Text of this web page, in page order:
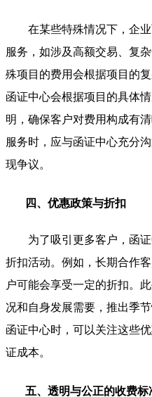
在某些特殊情况下，企
服务，如涉及高额交易、复
殊项目的费用会根据项目的
函证中心会根据项目的具体
明，确保客户对费用构成有
服务时，应与函证中心充分
现争议。
四、优惠政策与折扣
为了吸引更多客户，函
折扣活动。例如，长期合作
户可能会享受一定的折扣。
况和自身发展需要，推出季
函证中心时，可以关注这些
证成本。
五、透明与公正的收费标